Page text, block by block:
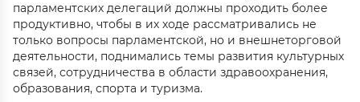
парламентских делегаций должны проходить более
продуктивно, чтобы в их ходе рассматривались не
только вопросы парламентской, но и внешнеторговой
деятельности, поднимались темы развития культурных
связей, сотрудничества в области здравоохранения,
образования, спорта и туризма.